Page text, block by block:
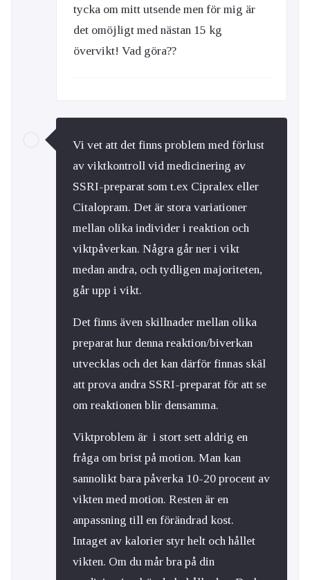
tycka om mitt utsende men för mig är
det omöjligt med nästan 15 kg
övervikt! Vad göra??
Vi vet att det finns problem med förlust
av viktkontroll vid medicinering av
SSRI-preparat som t.ex Cipralex eller
Citalopram. Det är stora variationer
mellan olika individer i reaktion och
viktpåverkan. Några går ner i vikt
medan andra, och tydligen majoriteten,
går upp i vikt.
Det finns även skillnader mellan olika
preparat hur denna reaktion/biverkan
utvecklas och det kan därför finnas skäl
att prova andra SSRI-preparat för att se
om reaktionen blir densamma.
Viktproblem är i stort sett aldrig en
fråga om brist på motion. Man kan
sannolikt bara påverka 10-20 procent av
vikten med motion. Resten är en
anpassning till en förändrad kost.
Intaget av kalorier styr helt och hållet
vikten. Om du mår bra på din